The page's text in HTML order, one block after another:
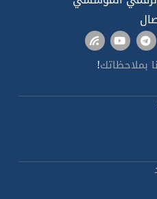
بملاحظاتك!